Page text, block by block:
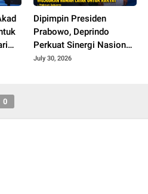
Dipimpin Presiden
Prabowo, Deprindo
Perkuat Sinergi Nasional
Wujudkan Program 3
July 30, 2026
0